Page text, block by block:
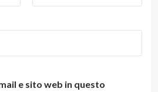
e sito web in questo